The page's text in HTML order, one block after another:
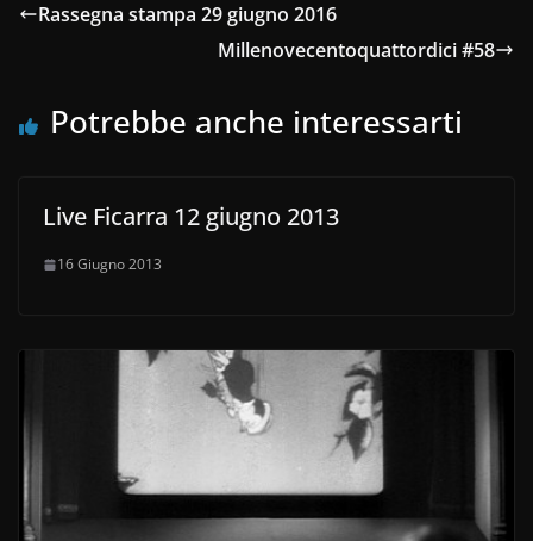
Rassegna stampa 29 giugno 2016
Millenovecentoquattordici #58
Potrebbe anche interessarti
Live Ficarra 12 giugno 2013
16 Giugno 2013